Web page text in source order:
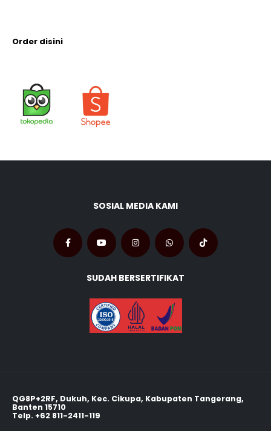
Order disini
SOSIAL MEDIA KAMI
SUDAH BERSERTIFIKAT
QG8P+2RF, Dukuh, Kec. Cikupa, Kabupaten Tangerang,
Banten 15710
Telp. +62 811-2411-119